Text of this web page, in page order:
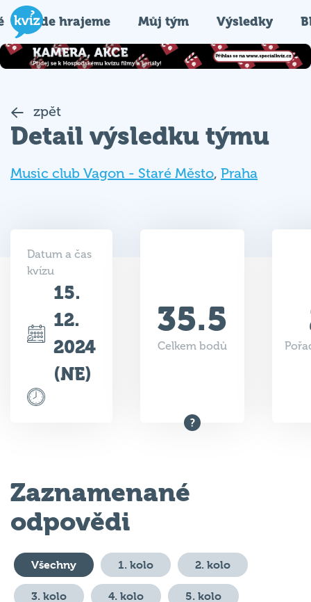
Kde hrajeme Můj tým Výsledky
zpět
Detail výsledku týmu
Music club Vagon - Staré Město, Praha
Datum a čas
kvízu
15.
12.
2024
(NE)
35.5
Celkem bodů
Zaznamenané
odpovědi
Všechny 1. kolo 2. kolo
3. kolo 4. kolo 5. kolo